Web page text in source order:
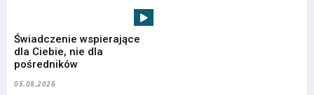
Świadczenie wspierające
dla Ciebie, nie dla
pośredników
05.08.2026